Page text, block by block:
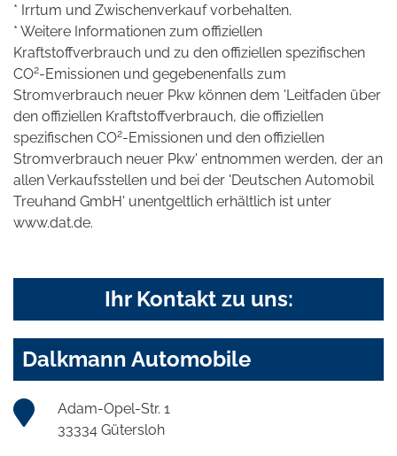
* Irrtum und Zwischenverkauf vorbehalten.
* Weitere Informationen zum offiziellen
Kraftstoffverbrauch und zu den offiziellen spezifischen
CO2-Emissionen und gegebenenfalls zum
Stromverbrauch neuer Pkw können dem 'Leitfaden über
den offiziellen Kraftstoffverbrauch, die offiziellen
spezifischen CO2-Emissionen und den offiziellen
Stromverbrauch neuer Pkw' entnommen werden, der an
allen Verkaufsstellen und bei der 'Deutschen Automobil
Treuhand GmbH' unentgeltlich erhältlich ist unter
www.dat.de.
Ihr Kontakt zu uns:
Dalkmann Automobile
Adam-Opel-Str. 1
33334 Gütersloh